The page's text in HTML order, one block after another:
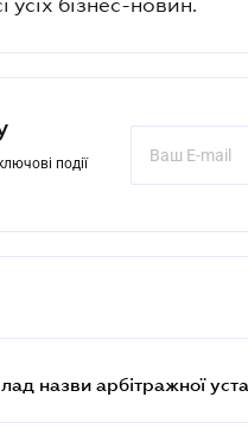
події
назви арбітражної